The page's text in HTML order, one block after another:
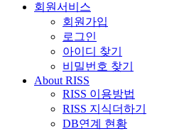
회원서비스
회원가입
로그인
아이디 찾기
비밀번호 찾기
About RISS
RISS 이용방법
RISS 지식더하기
DB연계 현황